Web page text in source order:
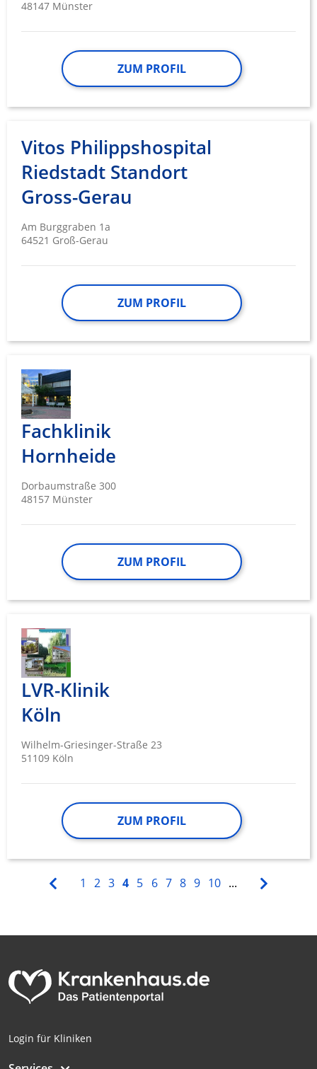
48147 Münster
ZUM PROFIL
Vitos Philippshospital
Riedstadt Standort
Gross-Gerau
Am Burggraben 1a
64521 Groß-Gerau
ZUM PROFIL
Fachklinik
Hornheide
Dorbaumstraße 300
48157 Münster
ZUM PROFIL
LVR-Klinik
Köln
Wilhelm-Griesinger-Straße 23
51109 Köln
ZUM PROFIL
1 2 3 4 5 6 7 8 9 10 ...
Login für Kliniken